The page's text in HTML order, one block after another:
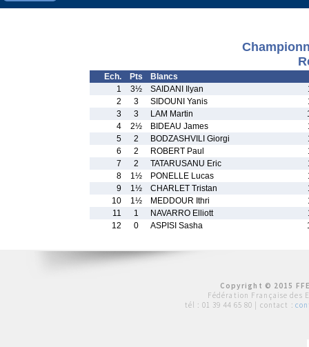
Ech. Pts
Blancs
1
3½ SAIDANI Ilyan
2
3 SIDOUNI Yanis
3
3 LAM Martin
4
2½ BIDEAU James
5
2 BODZASHVILI Giorgi
6
2 ROBERT Paul
7
2 TATARUSANU Eric
8
1½ PONELLE Lucas
9
1½ CHARLET Tristan
10
1½ MEDDOUR Ithri
11
1 NAVARRO Elliott
12
0 ASPISI Sasha
Copyright © 2015
Fédération Française des
tél : 01 39 44 65 80 | contact :